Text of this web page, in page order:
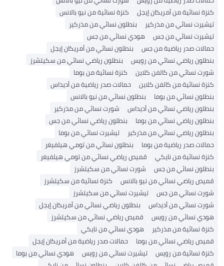
نسائية من أمريكان إيجل
كنزة نسائية من نيو بالانس
نسائي من مذركير
بنطلون نسائي من مذركير
نسائي من جس
هودي نسائي من جس
صدر رياضية من جس
بنطلون نسائي من أمريكان إيجل
رياضي نسائي من رويس
بنطلون رياضي نسائي من سكيتشرز
نسائي من كالفن كلاين
كنزة نسائية من بوما
نسائية من كالفن كلاين
حمالات صدر رياضية من أديداس
نسائي من بوما
بنطلون نسائي من نيو بالانس
رياضي نسائي من أديداس
شورت نسائي من مذركير
رياضي نسائي من بوما
بنطلون رياضي نسائي من جس
رياضي نسائي من مذركير
تيشيرت نسائي من بوما
صدر رياضية من بوما
بنطلون نسائي من تومي هيلفيغر
نسائية من نايكي
قميص رياضي نسائي من تومي هيلفيغر
نسائي من جس
شورت نسائي من سكيتشرز
رياضي نسائي من نيو بالانس
كنزة نسائية من سكيتشرز
نسائي من جس
تيشيرت نسائي من سكيتشرز
نسائي من أديداس
بنطلون رياضي نسائي من أمريكان إيجل
نسائي من رويس
قميص رياضي نسائي من سكيتشرز
نسائية من مذركير
هودي نسائي من نايكي
رياضي نسائي من بوما
حمالات صدر رياضية من أمريكان إيجل
نسائية من رويس
تيشيرت نسائي من رويس
هودي نسائي من بوما